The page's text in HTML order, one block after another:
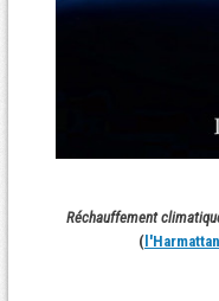
Réchauffement
(l'Harmattan